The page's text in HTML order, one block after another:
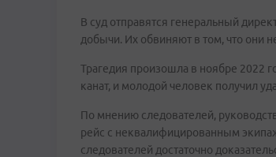
В суд отправятся генеральный
добычи. Их обвиняют в том, что они
Трагедия произошла в ноябре 2022
канат, и молодой человек получил
По мнению следователей,
рейс с неквалифицированным
следователей достаточно